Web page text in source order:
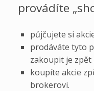
provádíte
půjčujete si
prodáváte tyto
zakoupit je zpět
koupíte akcie
brokerovi.